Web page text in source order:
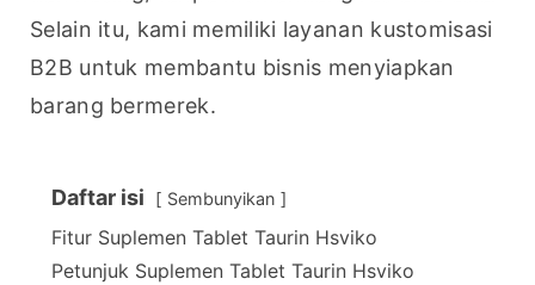
Selain itu, kami memiliki layanan kustomisasi
B2B untuk membantu bisnis menyiapkan
barang bermerek.
Daftar isi Sembunyikan
Fitur Suplemen Tablet Taurin Hsviko
Petunjuk Suplemen Tablet Taurin Hsviko